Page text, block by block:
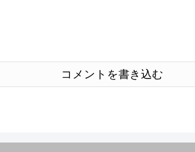
コメントを書き込む